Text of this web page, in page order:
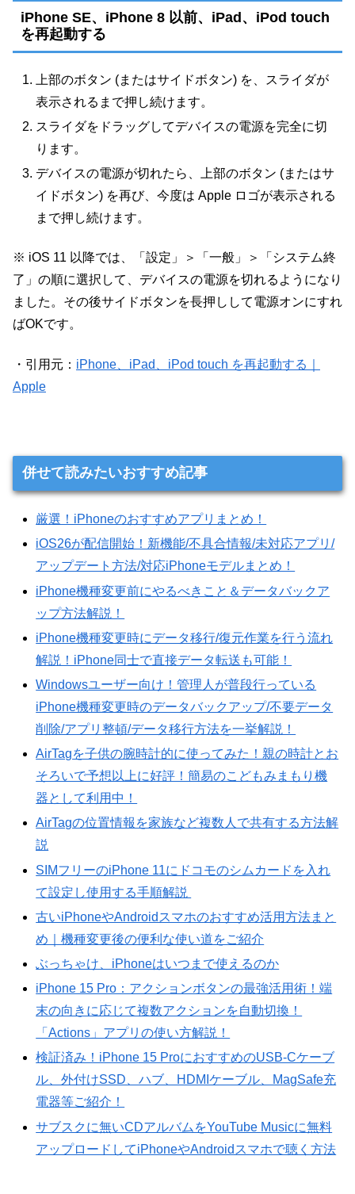
iPhone SE、iPhone 8 以前、iPad、iPod touch
を再起動する
上部のボタン (またはサイドボタン) を、スライダが
表示されるまで押し続けます。
スライダをドラッグしてデバイスの電源を完全に切
ります。
デバイスの電源が切れたら、上部のボタン (またはサ
イドボタン) を再び、今度は Apple ロゴが表示される
まで押し続けます。
※ iOS 11 以降では、「設定」＞「一般」＞「システム終
了」の順に選択して、デバイスの電源を切れるようになり
ました。その後サイドボタンを長押しして電源オンにすれ
ばOKです。
・引用元： iPhone、iPad、iPod touch を再起動する｜
Apple
併せて読みたいおすすめ記事
厳選！iPhoneのおすすめアプリまとめ！
iOS26が配信開始！新機能/不具合情報/未対応アプリ/
アップデート方法/対応iPhoneモデルまとめ！
iPhone機種変更前にやるべきこと＆データバックア
ップ方法解説！
iPhone機種変更時にデータ移行/復元作業を行う流れ
解説！iPhone同士で直接データ転送も可能！
Windowsユーザー向け！管理人が普段行っている
iPhone機種変更時のデータバックアップ/不要データ
削除/アプリ整頓/データ移行方法を一挙解説！
AirTagを子供の腕時計的に使ってみた！親の時計とお
そろいで予想以上に好評！簡易のこどもみまもり機
器として利用中！
AirTagの位置情報を家族など複数人で共有する方法解
説
SIMフリーのiPhone 11にドコモのシムカードを入れ
て設定し使用する手順解説
古いiPhoneやAndroidスマホのおすすめ活用方法まと
め｜機種変更後の便利な使い道をご紹介
ぶっちゃけ、iPhoneはいつまで使えるのか
iPhone 15 Pro：アクションボタンの最強活用術！端
末の向きに応じて複数アクションを自動切換！
「Actions」アプリの使い方解説！
検証済み！iPhone 15 ProにおすすめのUSB-Cケーブ
ル、外付けSSD、ハブ、HDMIケーブル、MagSafe充
電器等ご紹介！
サブスクに無いCDアルバムをYouTube Musicに無料
アップロードしてiPhoneやAndroidスマホで聴く方法